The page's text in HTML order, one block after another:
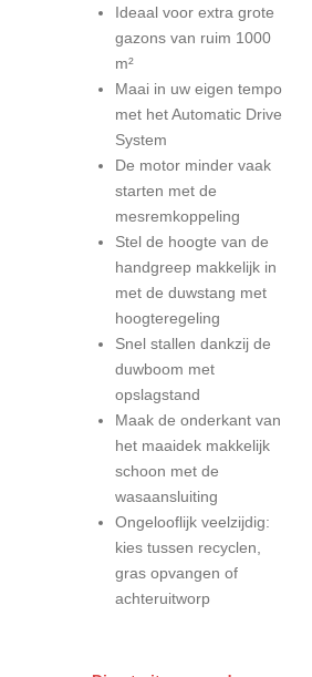
Ideaal voor extra grote
gazons van ruim 1000
m²
Maai in uw eigen tempo
met het Automatic Drive
System
De motor minder vaak
starten met de
mesremkoppeling
Stel de hoogte van de
handgreep makkelijk in
met de duwstang met
hoogteregeling
Snel stallen dankzij de
duwboom met
opslagstand
Maak de onderkant van
het maaidek makkelijk
schoon met de
wasaansluiting
Ongelooflijk veelzijdig:
kies tussen recyclen,
gras opvangen of
achteruitworp